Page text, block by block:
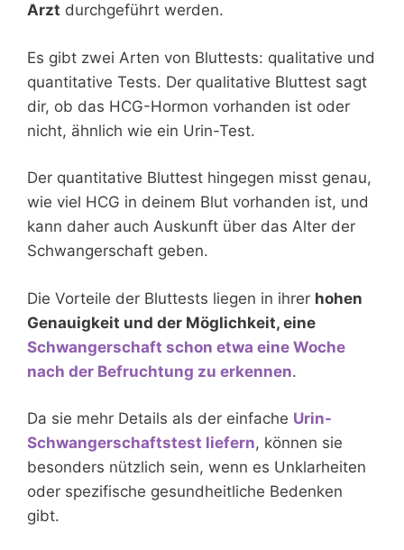
Arzt durchgeführt werden.
Es gibt zwei Arten von Bluttests: qualitative und
quantitative Tests. Der qualitative Bluttest sagt
dir, ob das HCG-Hormon vorhanden ist oder
nicht, ähnlich wie ein Urin-Test.
Der quantitative Bluttest hingegen misst genau,
wie viel HCG in deinem Blut vorhanden ist, und
kann daher auch Auskunft über das Alter der
Schwangerschaft geben.
Die Vorteile der Bluttests liegen in ihrer hohen
Genauigkeit und der Möglichkeit, eine
Schwangerschaft schon etwa eine Woche
nach der Befruchtung zu erkennen.
Da sie mehr Details als der einfache Urin-
Schwangerschaftstest liefern, können sie
besonders nützlich sein, wenn es Unklarheiten
oder spezifische gesundheitliche Bedenken
gibt.